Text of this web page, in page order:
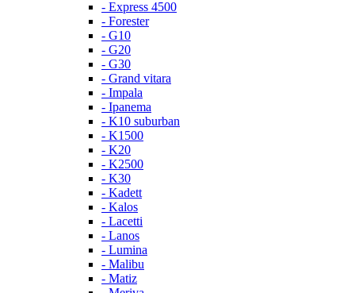
- Express 4500
- Forester
- G10
- G20
- G30
- Grand vitara
- Impala
- Ipanema
- K10 suburban
- K1500
- K20
- K2500
- K30
- Kadett
- Kalos
- Lacetti
- Lanos
- Lumina
- Malibu
- Matiz